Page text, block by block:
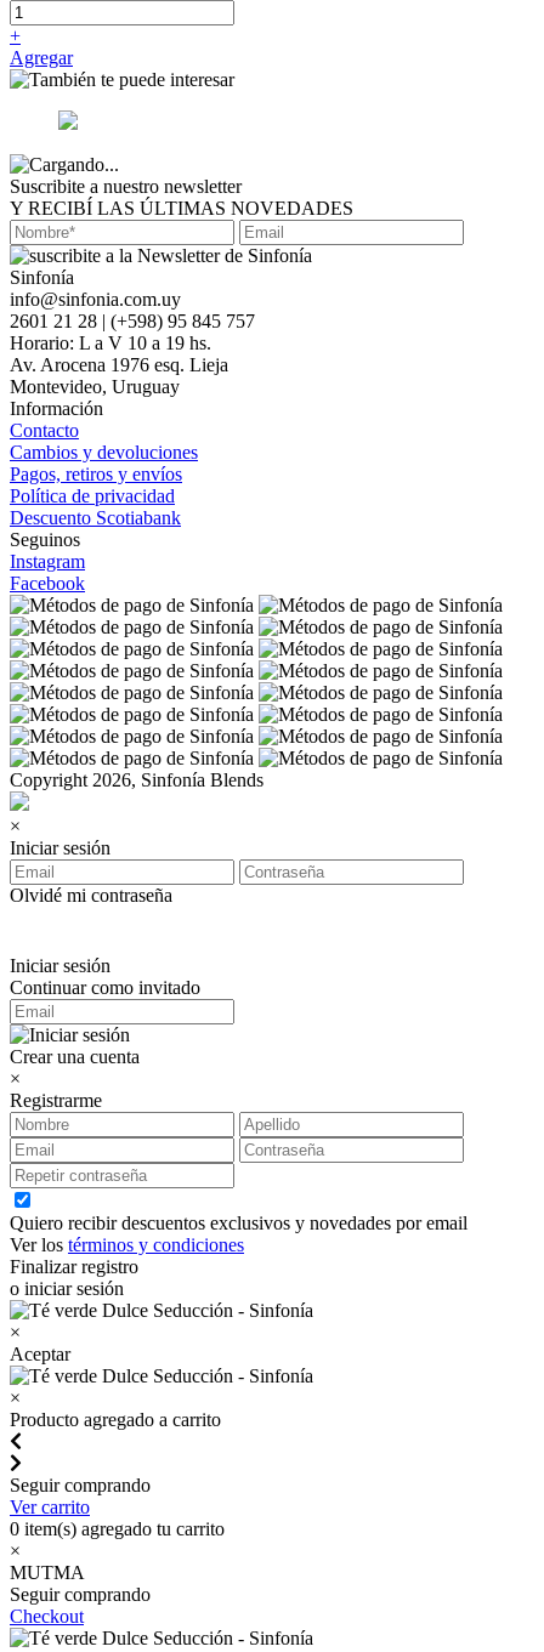
+
Agregar
Suscribite a nuestro newsletter
Y RECIBÍ LAS ÚLTIMAS NOVEDADES
Sinfonía
info@sinfonia.com.uy
2601 21 28 | (+598) 95 845 757
Horario: L a V 10 a 19 hs.
Av. Arocena 1976 esq. Lieja
Montevideo, Uruguay
Información
Contacto
Cambios y devoluciones
Pagos, retiros y envíos
Política de privacidad
Descuento Scotiabank
Seguinos
Instagram
Facebook
Copyright 2026, Sinfonía Blends
×
Iniciar sesión
Olvidé mi contraseña
Iniciar sesión
Continuar como invitado
Crear una cuenta
×
Registrarme
Quiero recibir descuentos exclusivos y novedades por email
Ver los términos y condiciones
Finalizar registro
o iniciar sesión
×
Aceptar
×
Producto agregado a carrito
Seguir comprando
Ver carrito
0 item(s) agregado tu carrito
×
MUTMA
Seguir comprando
Checkout